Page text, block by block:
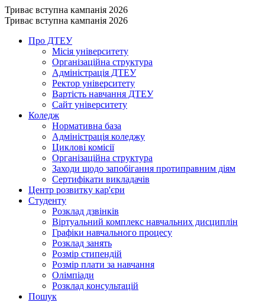
Триває вступна кампанія 2026
Триває вступна кампанія 2026
Про ДТЕУ
Місія університету
Організаційна структура
Адміністрація ДТЕУ
Ректор університету
Вартість навчання ДТЕУ
Сайт університету
Коледж
Нормативна база
Адміністрація коледжу
Циклові комісії
Організаційна структура
Заходи щодо запобігання протиправним діям
Сертифікати викладачів
Центр розвитку кар'єри
Студенту
Розклад дзвінків
Віртуальний комплекс навчальних дисциплін
Графіки навчального процесу
Розклад занять
Розмір стипендій
Розмір плати за навчання
Олімпіади
Розклад консультацій
Пошук